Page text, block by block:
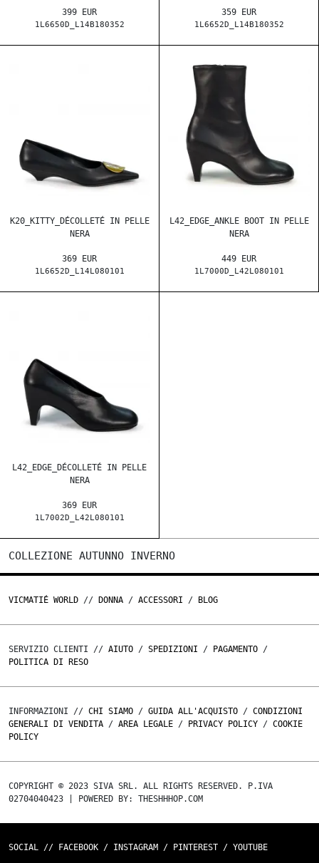
1L6650D_L14B180352
399 EUR
1L6652D_L14B180352
359 EUR
1L6652D_L14L080101
K20_KITTY_DÉCOLLETÉ IN PELLE
NERA
369 EUR
1L7000D_L42L080101
L42_EDGE_ANKLE BOOT IN PELLE
NERA
449 EUR
1L7002D_L42L080101
L42_EDGE_DÉCOLLETÉ IN PELLE
NERA
369 EUR
COLLEZIONE AUTUNNO INVERNO
VICMATIÉ WORLD // DONNA / ACCESSORI / BLOG
SERVIZIO CLIENTI // AIUTO / SPEDIZIONI / PAGAMENTO /
POLITICA DI RESO
INFORMAZIONI // CHI SIAMO / GUIDA ALL'ACQUISTO / CONDIZIONI
GENERALI DI VENDITA / AREA LEGALE / PRIVACY POLICY / COOKIE
POLICY
COPYRIGHT © 2023 SIVA SRL. ALL RIGHTS RESERVED. P.IVA
02704040423 | POWERED BY: THESHHHOP.COM
SOCIAL // FACEBOOK / INSTAGRAM / PINTEREST / YOUTUBE